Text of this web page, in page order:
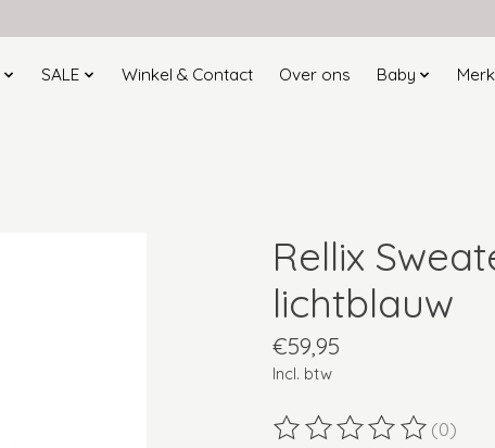
SALE Winkel & Contact Over ons Baby
Rellix
lichtblauw
€59,95
Incl. btw
De beoordeling van dit
(0)